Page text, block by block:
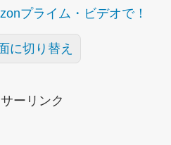
プライム・ビデオで！
に切り替え
ーリンク